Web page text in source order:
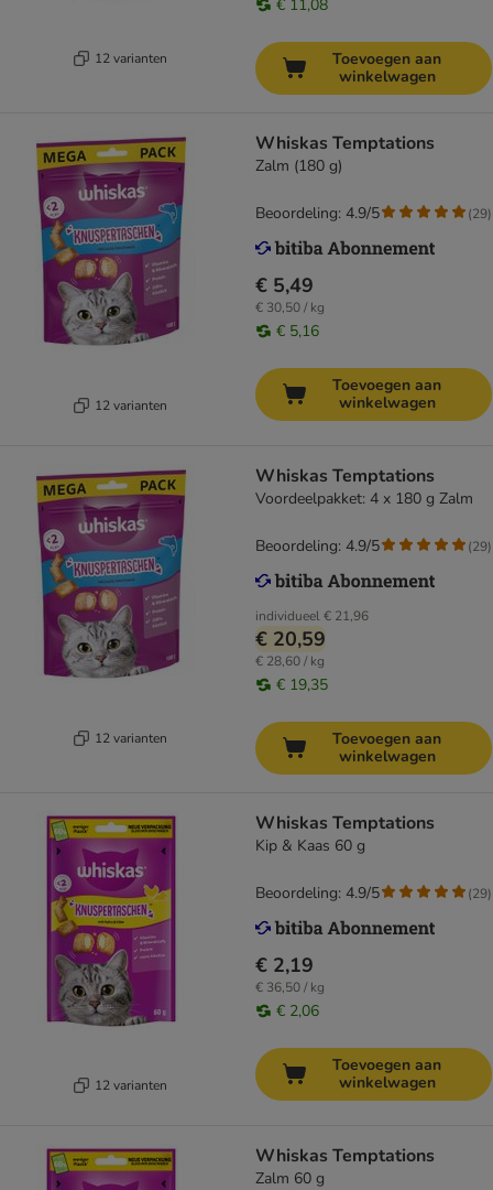
12 varianten
€ 11,08
Toevoegen aan
winkelwagen
12 varianten
Whiskas Temptations
Zalm (180 g)
€ 5,49
€ 30,50 / kg
€ 5,16
Beoordeling: 4.9/5 (29)
Toevoegen aan
winkelwagen
12 varianten
Whiskas Temptations
Voordeelpakket: 4 x 180 g Zalm
individueel€ 21,96
€ 20,59
€ 28,60 / kg
€ 19,35
Beoordeling: 4.9/5 (29)
Toevoegen aan
winkelwagen
12 varianten
Whiskas Temptations
Kip & Kaas 60 g
€ 2,19
€ 36,50 / kg
€ 2,06
Beoordeling: 4.9/5 (29)
Toevoegen aan
winkelwagen
Whiskas Temptations
Zalm 60 g